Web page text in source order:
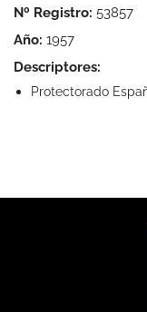
Nº Registro: 53857
Año: 1957
Descriptores:
Protectorado